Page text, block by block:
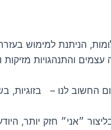
הניתנת למימוש
והתנהגויות מזיקות
החשוב לנו – בזוגיות,
״אני״ חזק יותר,